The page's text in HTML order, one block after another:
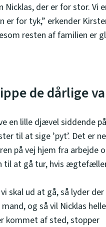
Nicklas, der er for stor. Vi
er for tyk,” erkender
resten af familien er
de dårlige
en lille djævel siddende på
til at sige ’pyt’. Det er
på vej hjem fra arbejde
til at gå tur, hvis
skal ud at gå, så lyder
og så vil Nicklas
kommet af sted, stopper